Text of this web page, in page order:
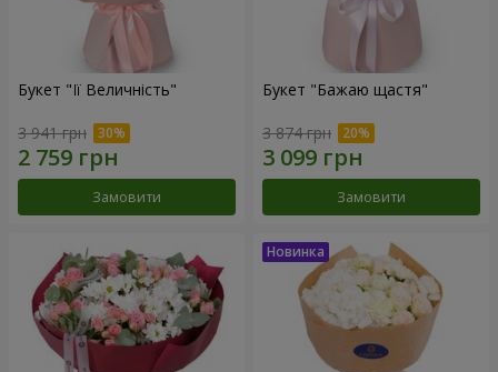
Букет "Її Величність"
3 941 грн
Замовити
Букет "Бажаю щастя"
3 874 грн
Замовити